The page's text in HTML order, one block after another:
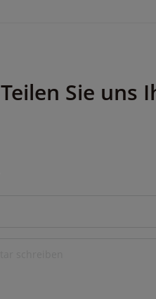
Teilen Sie uns